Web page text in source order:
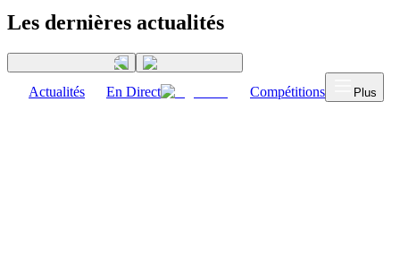
Les dernières actualités
Actualités En Direct Compétitions Plus